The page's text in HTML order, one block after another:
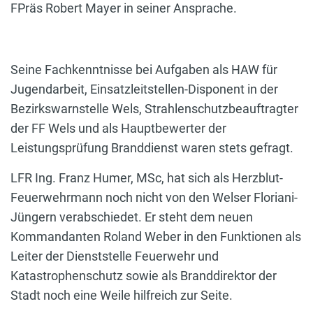
FPräs Robert Mayer in seiner Ansprache.
Seine Fachkenntnisse bei Aufgaben als HAW für
Jugendarbeit, Einsatzleitstellen-Disponent in der
Bezirkswarnstelle Wels, Strahlenschutzbeauftragter
der FF Wels und als Hauptbewerter der
Leistungsprüfung Branddienst waren stets gefragt.
LFR Ing. Franz Humer, MSc, hat sich als Herzblut-
Feuerwehrmann noch nicht von den Welser Floriani-
Jüngern verabschiedet. Er steht dem neuen
Kommandanten Roland Weber in den Funktionen als
Leiter der Dienststelle Feuerwehr und
Katastrophenschutz sowie als Branddirektor der
Stadt noch eine Weile hilfreich zur Seite.